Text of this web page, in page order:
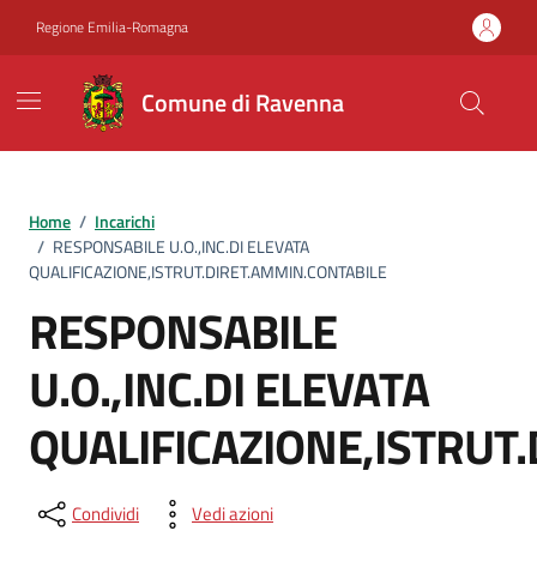
Regione Emilia-Romagna
Comune di Ravenna
Home / Incarichi
/ RESPONSABILE U.O.,INC.DI ELEVATA
QUALIFICAZIONE,ISTRUT.DIRET.AMMIN.CONTABILE
RESPONSABILE
U.O.,INC.DI ELEVATA
Condividi Vedi azioni